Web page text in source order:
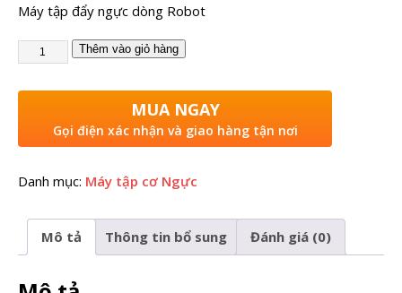
Máy tập đẩy ngực dòng Robot
Thêm vào giỏ hàng
MUA NGAY
Gọi điện xác nhận và giao hàng tận nơi
Danh mục: Máy tập cơ Ngực
Mô tả Thông tin bổ sung Đánh giá (0)